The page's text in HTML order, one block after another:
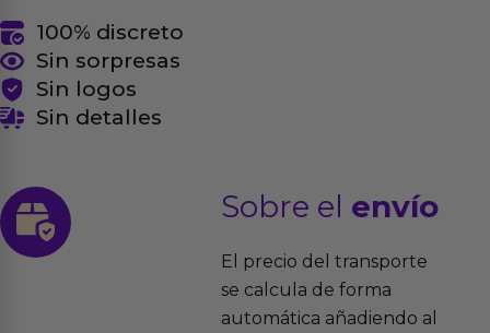
100% discreto
Sin sorpresas
Sin logos
Sin detalles
Sobre el envío
El precio del transporte
se calcula de forma
automática añadiendo al